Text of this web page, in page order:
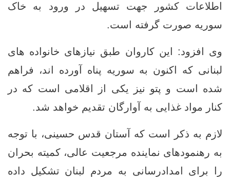
اطلاعات کشور جهت تسهیل در ورود به خاک
سوریه صورت گرفته است.
وی افزود: این کاروان طبق نیازهای خانواده‌ های
لبنانی که اکنون به سوریه پناه آورده‌ اند، فراهم
شده است و پتو نیز یکی از اقلامی است که در
کنار مواد غذایی به آوارگان تقدیم خواهد شد.
لازم به ذکر است که آستان قدس حسینی، با توجه
به رهنمودهای نماینده مرجعیت عالی، کمیته بحران
را برای امدادرسانی به مردم لبنان تشکیل داده